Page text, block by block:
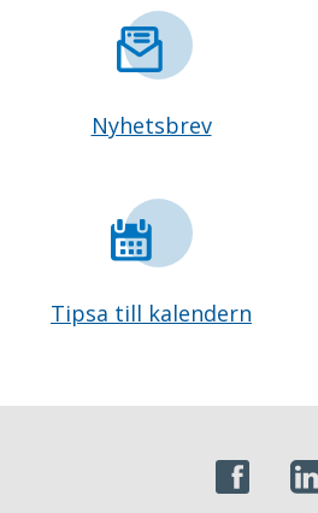
Nyhetsbrev
Tipsa till kalendern